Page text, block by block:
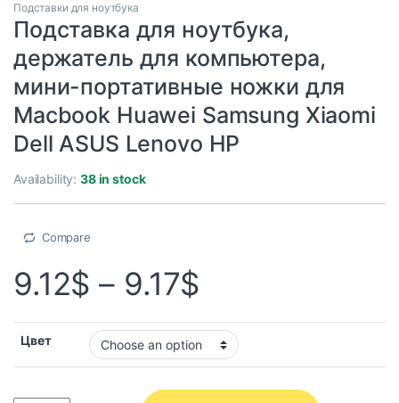
Подставки для ноутбука
Подставка для ноутбука,
держатель для компьютера,
мини-портативные ножки для
Macbook Huawei Samsung Xiaomi
Dell ASUS Lenovo HP
Availability:38 in stock
Compare
9.12$ – 9.17$
Цвет